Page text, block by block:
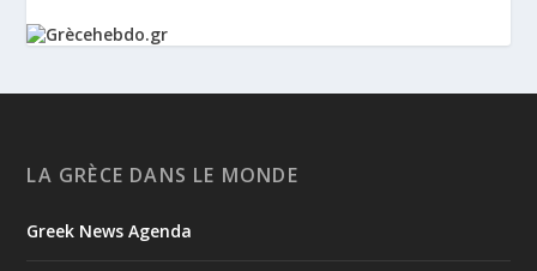
Ελλάδας σε διεθνείς δράσεις, που ενισχύουν την
εξωστρέφεια, τις συνεργασίες και τις νέες επιχειρηματικές
GAMESCOM | 26–30 Αυγούστου| Κολωνία
LA GRÈCE DANS LE MONDE
Greek News Agenda